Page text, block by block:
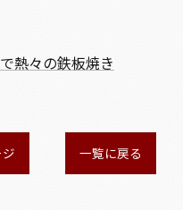
熱々の鉄板焼き
一覧に戻る